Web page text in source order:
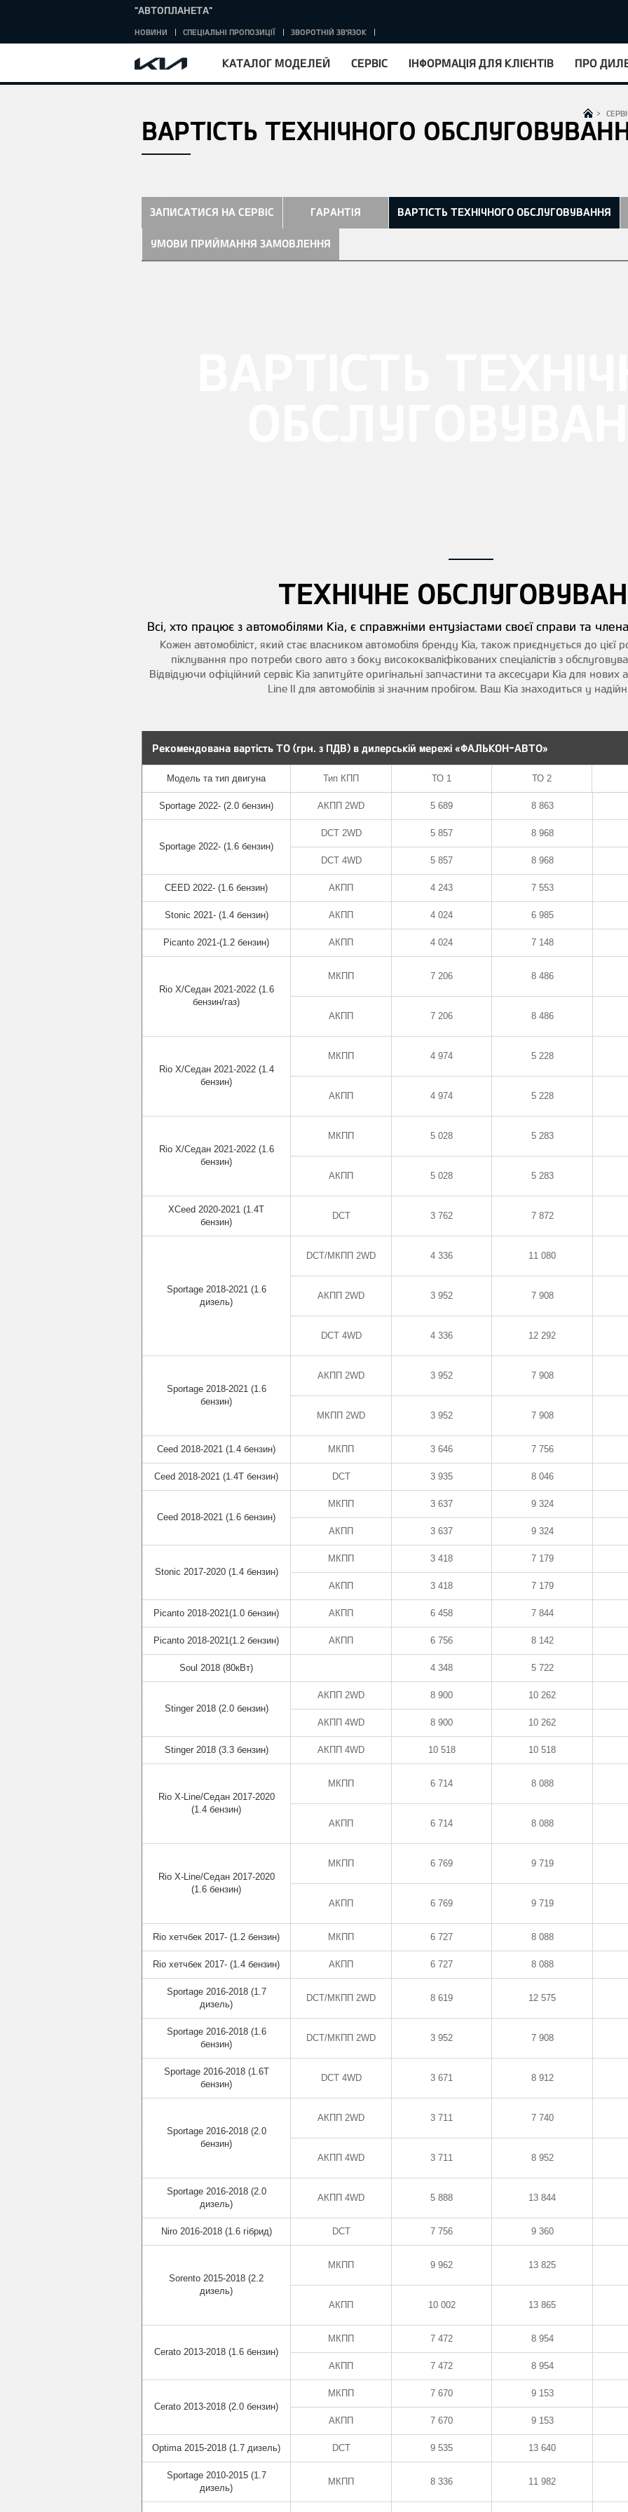
КАТАЛОГ МОДЕЛЕЙ СЕРВІС ІНФОРМАЦІЯ ДЛЯ КЛІЄНТІВ ПРО
"АВТОПЛАНЕТА"
НОВИНИ СПЕЦІАЛЬНІ ПРОПОЗИЦІЇ ЗВОРОТНІЙ ЗВ'ЯЗОК
>
ВАРТІСТЬ ТЕХНІЧНОГО
ЗАПИСАТИСЯ НА СЕРВІС ГАРАНТІЯ ВАРТІСТЬ ТЕХНІЧНОГО ОБСЛУГОВУВАННЯ
УМОВИ ПРИЙМАННЯ ЗАМОВЛЕННЯ
ТЕХНІЧНЕ
Всі, хто працює з автомобілями Kia, є справжніми ентузіастами своєї справи та
Кожен автомобіліст, який стає власником автомобіля бренду Kia, також приєднується до цієї
піклування про потреби свого авто з боку висококваліфікованих спеціалістів з
Відвідуючи офіційний сервіс Kia запитуйте оригінальні запчастини та аксесуари Kia для нових
Line II для автомобілів зі значним пробігом. Ваш Kia знаходиться у
Рекомендована вартість ТО (грн. з ПДВ) в дилерській мережі «ФАЛЬКОН-АВТО»
Модель та тип двигуна
Модель та тип двигуна
Sportage 2022- (2.0 бензин)
Sportage 2022- (1.6 бензин)
CEED 2022- (1.6 бензин)
Stonic 2021- (1.4 бензин)
Picanto 2021-(1.2 бензин)
Rio X/Cедан 2021-2022 (1.6
бензин/газ)
Rio X/Cедан 2021-2022 (1.4
бензин)
Rio X/Cедан 2021-2022 (1.6
бензин)
XCeed 2020-2021 (1.4T
бензин)
Sportage 2018-2021 (1.6
дизель)
Sportage 2018-2021 (1.6
бензин)
Ceed 2018-2021 (1.4 бензин)
Ceed 2018-2021 (1.4T бензин)
Ceed 2018-2021 (1.6 бензин)
Stonic 2017-2020 (1.4 бензин)
Picanto 2018-2021(1.0 бензин)
Picanto 2018-2021(1.2 бензин)
Soul 2018 (80кВт)
Stinger 2018 (2.0 бензин)
Stinger 2018 (3.3 бензин)
Rio X-Line/Седан 2017-2020
(1.4 бензин)
Rio X-Line/Седан 2017-2020
(1.6 бензин)
Rio хетчбек 2017- (1.2 бензин)
Rio хетчбек 2017- (1.4 бензин)
Sportage 2016-2018 (1.7
дизель)
Sportage 2016-2018 (1.6
бензин)
Sportage 2016-2018 (1.6T
бензин)
Sportage 2016-2018 (2.0
бензин)
Sportage 2016-2018 (2.0
дизель)
Niro 2016-2018 (1.6 гібрид)
Sorento 2015-2018 (2.2
дизель)
Cerato 2013-2018 (1.6 бензин)
Cerato 2013-2018 (2.0 бензин)
Optima 2015-2018 (1.7 дизель)
Sportage 2010-2015 (1.7
дизель)
Тип КПП ТО 1 ТО 2
Тип КПП ТО 1 ТО 2
АКПП 2WD 5 689 8 863
DCT 2WD 5 857 8 968
DCT 4WD 5 857 8 968
АКПП 4 243 7 553
АКПП 4 024 6 985
АКПП 4 024 7 148
МКПП 7 206 8 486
АКПП 7 206 8 486
МКПП 4 974 5 228
АКПП 4 974 5 228
МКПП 5 028 5 283
АКПП 5 028 5 283
DCT 3 762 7 872
DCT/МКПП 2WD 4 336 11 080
АКПП 2WD 3 952 7 908
DCT 4WD 4 336 12 292
АКПП 2WD 3 952 7 908
МКПП 2WD 3 952 7 908
МКПП 3 646 7 756
DCT 3 935 8 046
МКПП 3 637 9 324
АКПП 3 637 9 324
МКПП 3 418 7 179
АКПП 3 418 7 179
АКПП 6 458 7 844
АКПП 6 756 8 142
4 348 5 722
АКПП 2WD 8 900 10 262
АКПП 4WD 8 900 10 262
АКПП 4WD 10 518 10 518
МКПП 6 714 8 088
АКПП 6 714 8 088
МКПП 6 769 9 719
АКПП 6 769 9 719
МКПП 6 727 8 088
АКПП 6 727 8 088
DCT/МКПП 2WD 8 619 12 575
DCT/МКПП 2WD 3 952 7 908
DCT 4WD 3 671 8 912
АКПП 2WD 3 711 7 740
АКПП 4WD 3 711 8 952
АКПП 4WD 5 888 13 844
DCT 7 756 9 360
МКПП 9 962 13 825
АКПП 10 002 13 865
МКПП 7 472 8 954
АКПП 7 472 8 954
МКПП 7 670 9 153
АКПП 7 670 9 153
DCT 9 535 13 640
МКПП 8 336 11 982